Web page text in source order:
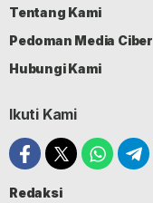
Tentang Kami
Pedoman Media Ciber
Hubungi Kami
Ikuti Kami
Redaksi